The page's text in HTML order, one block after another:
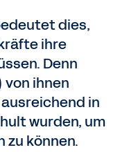
dies,
ihre
Denn
von ihnen
in
wurden, um
zu können.